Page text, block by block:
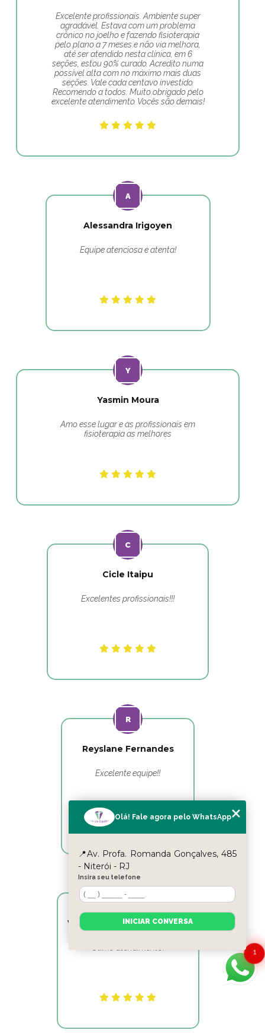
Excelente profissionais. Ambiente super
agradável. Estava com um problema
crônico no joelho e fazendo fisioterapia
pelo plano a 7 meses e não via melhora,
até ser atendido nesta clínica, em 6
seções, estou 90% curado. Acredito numa
possível alta com no máximo mais duas
seções. Vale cada centavo investido.
Recomendo a todos. Muito obrigado pelo
excelente atendimento. Vocês são demais!
Alessandra Irigoyen
Equipe atenciosa e atenta!
Yasmin Moura
Amo esse lugar e as profissionais em
fisioterapia as melhores
Cicle Itaipu
Excelentes profissionais!!!
Reyslane Fernandes
Excelente equipe!!
Victor Hugo Marins Mansur
1
Olá! Fale agora pelo WhatsApp
📍Av. Profa. Romanda Gonçalves, 485
- Niterói - RJ
Insira seu telefone
INICIAR CONVERSA